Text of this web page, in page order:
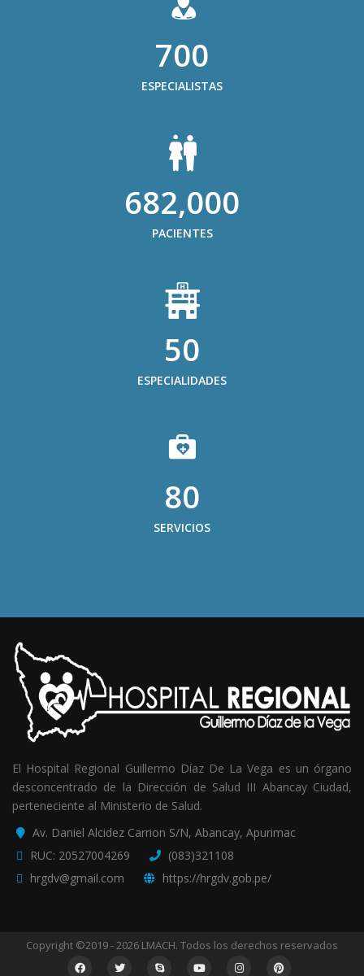
700
ESPECIALISTAS
682,000
PACIENTES
50
ESPECIALIDADES
80
SERVICIOS
El Hospital Regional Guillermo Díaz De La Vega es un órgano
desconcentrado de la Dirección de Salud III Abancay Ciudad,
perteneciente al Ministerio de Salud.
Av. Daniel Alcidez Carrion S/N, Abancay, Apurimac
RUC: 20527004269
(083)321108
hrgdv@gmail.com
https://hrgdv.gob.pe/
Copyright ©2019 - 2026 LMACH. Todos los derechos reservados